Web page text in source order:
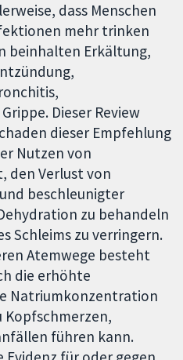
dass Menschen
mehr trinken
beinhalten Erkältung,
Dieser Review
dieser Empfehlung
Nutzen von
den Verlust von
beschleunigter
zu behandeln
Schleims zu verringern.
Atemwege besteht
die erhöhte
Natriumkonzentration
Kopfschmerzen,
führen kann.